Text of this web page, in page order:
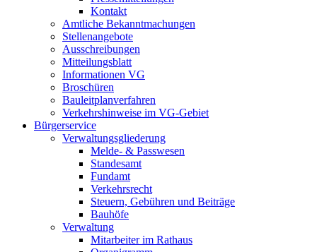
Kontakt
Amtliche Bekanntmachungen
Stellenangebote
Ausschreibungen
Mitteilungsblatt
Informationen VG
Broschüren
Bauleitplanverfahren
Verkehrshinweise im VG-Gebiet
Bürgerservice
Verwaltungsgliederung
Melde- & Passwesen
Standesamt
Fundamt
Verkehrsrecht
Steuern, Gebühren und Beiträge
Bauhöfe
Verwaltung
Mitarbeiter im Rathaus